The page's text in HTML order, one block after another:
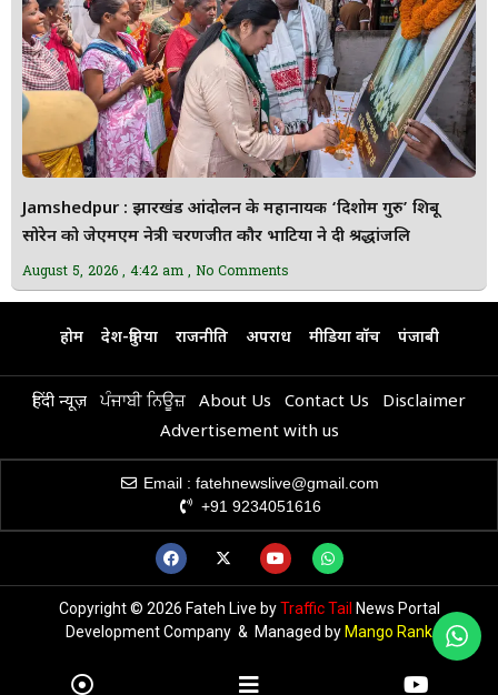
Jamshedpur : झारखंड आंदोलन के महानायक ‘दिशोम गुरु’ शिबू
सोरेन को जेएमएम नेत्री चरणजीत कौर भाटिया ने दी श्रद्धांजलि
August 5, 2026 4:42 am No Comments
होम देश-दुनिया राजनीति अपराध मीडिया वॉच पंजाबी
हिंदी न्यूज़ ਪੰਜਾਬੀ ਨਿਊਜ਼ About Us Contact Us
Disclaimer
Advertisement with us
Email : fatehnewslive@gmail.com
+91 9234051616
Copyright © 2026 Fateh Live byTraffic Tail News Portal
Development Company & Managed byMango Rank